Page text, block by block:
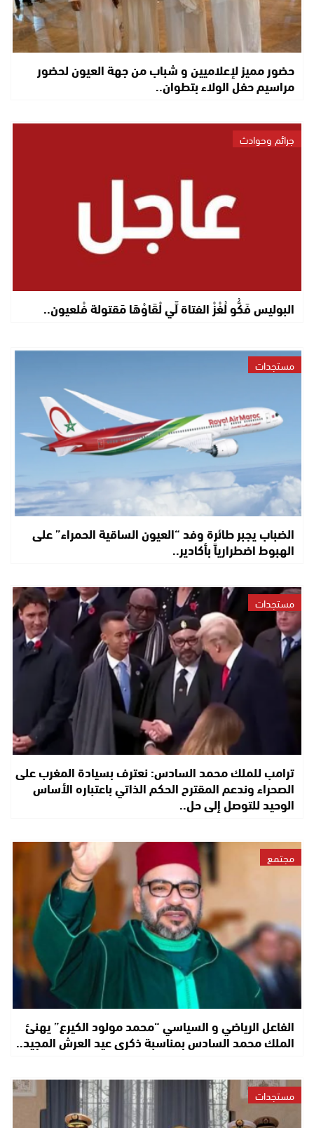
حضور مميز لإعلاميين و شباب من جهة العيون لحضور
مراسيم حفل الولاء بتطوان..
جرائم وحوادث
البوليس فَكُّو لُغْزْ الفتاة لِّي لْقَاوْهَا مَقتولة فْلعيون..
مستجدات
الضباب يجبر طائرة وفد “العيون الساقية الحمراء” على
الهبوط اضطرارياً بأكادير..
مستجدات
ترامب للملك محمد السادس: نعترف بسيادة المغرب على
الصحراء وندعم المقترح الحكم الذاتي باعتباره الأساس
الوحيد للتوصل إلى حل..
مجتمع
الفاعل الرياضي و السياسي “محمد مولود الكيرع” يهنئ
الملك محمد السادس بمناسبة ذكرى عيد العرش المجيد..
مستجدات